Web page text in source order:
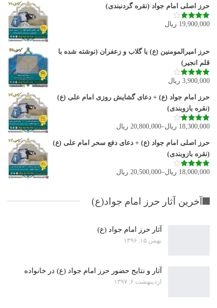
حرز اصلی امام جواد (نقره گردنبندی)
نمره3.80
19,900,000 ریال
حرز امیرالمومنین (ع) با گلاب و زعفران (نوشته شده با
قلم انجیر)
نمره3.92
3,900,000 ریال
حرز امام جواد (ع) + دعای گشایش روزی امام علی (ع)
(نقره بازوبندی)
نمره4.11
18,300,000 ریال–
20,800,000 ریال
حرز اصلی امام جواد (ع) + دعای دفع سحر امام علی (ع)
(نقره بازوبندی)
نمره4.00
18,000,000 ریال–
20,500,000 ریال
آخرین آثار حرز امام جواد(ع)
آثار حرز امام جواد (ع)
بهمن ۱۵, ۱۳۹۶
آثار و نتایج حضور حرز امام جواد (ع) در خانواده
اردیبهشت ۶, ۱۳۹۷